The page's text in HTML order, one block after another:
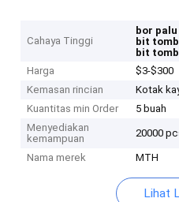
Cahaya Tinggi
bor
bit
bit
Harga
$3-$300
Kemasan rincian
Kotak
Kuantitas min Order
5 buah
Menyediakan
kemampuan
20000
Nama merek MTH
Lihat